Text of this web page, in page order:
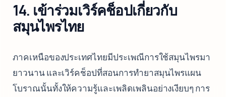
14. เข้าร่วมเวิร์คช็อปเกี่ยวกับ
สมุนไพรไทย
ภาคเหนือของประเทศไทยมีประเพณีการใช้สมุนไพรมา
ยาวนาน และเวิร์คช็อปที่สอนการทำยาสมุนไพรแผน
โบราณนั้นทั้งให้ความรู้และเพลิดเพลินอย่างเงียบๆ การ